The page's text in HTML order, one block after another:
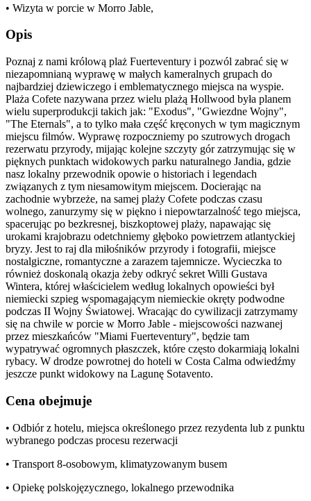
• Wizyta w porcie w Morro Jable,
Opis
Poznaj z nami królową plaż Fuerteventury i pozwól zabrać się w
niezapomnianą wyprawę w małych kameralnych grupach do
najbardziej dziewiczego i emblematycznego miejsca na wyspie.
Plaża Cofete nazywana przez wielu plażą Hollwood była planem
wielu superprodukcji takich jak: "Exodus", "Gwiezdne Wojny",
"The Eternals", a to tylko mała część kręconych w tym magicznym
miejscu filmów. Wyprawę rozpoczniemy po szutrowych drogach
rezerwatu przyrody, mijając kolejne szczyty gór zatrzymując się w
pięknych punktach widokowych parku naturalnego Jandia, gdzie
nasz lokalny przewodnik opowie o historiach i legendach
związanych z tym niesamowitym miejscem. Docierając na
zachodnie wybrzeże, na samej plaży Cofete podczas czasu
wolnego, zanurzymy się w piękno i niepowtarzalność tego miejsca,
spacerując po bezkresnej, biszkoptowej plaży, napawając się
urokami krajobrazu odetchniemy głęboko powietrzem atlantyckiej
bryzy. Jest to raj dla miłośników przyrody i fotografii, miejsce
nostalgiczne, romantyczne a zarazem tajemnicze. Wycieczka to
również doskonalą okazja żeby odkryć sekret Willi Gustava
Wintera, której właścicielem według lokalnych opowieści był
niemiecki szpieg wspomagającym niemieckie okręty podwodne
podczas II Wojny Światowej. Wracając do cywilizacji zatrzymamy
się na chwile w porcie w Morro Jable - miejscowości nazwanej
przez mieszkańców "Miami Fuerteventury", będzie tam
wypatrywać ogromnych płaszczek, które często dokarmiają lokalni
rybacy. W drodze powrotnej do hoteli w Costa Calma odwiedźmy
jeszcze punkt widokowy na Lagunę Sotavento.
Cena obejmuje
• Odbiór z hotelu, miejsca określonego przez rezydenta lub z punktu
wybranego podczas procesu rezerwacji
• Transport 8-osobowym, klimatyzowanym busem
• Opiekę polskojęzycznego, lokalnego przewodnika